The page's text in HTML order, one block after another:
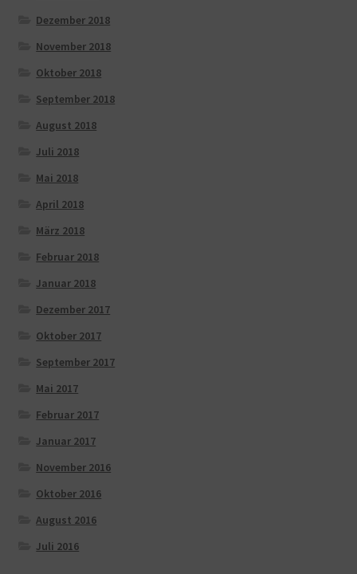
Dezember 2018
November 2018
Oktober 2018
September 2018
August 2018
Juli 2018
Mai 2018
April 2018
März 2018
Februar 2018
Januar 2018
Dezember 2017
Oktober 2017
September 2017
Mai 2017
Februar 2017
Januar 2017
November 2016
Oktober 2016
August 2016
Juli 2016